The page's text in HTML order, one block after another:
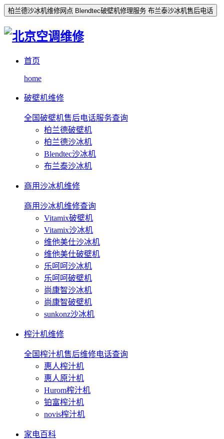
柏兰德沙冰机维修网点 Blendtec破壁机修理服务 布兰泰沙冰机售后电话
首页
home
破壁机维修
全国破壁机售后电话服务查询
柏兰德破壁机
柏兰德沙冰机
Blendtec沙冰机
布兰泰沙冰机
商用沙冰机维修
商用沙冰机维修查询
Vitamix破壁机
Vitamix沙冰机
维他美仕沙冰机
维他美仕破壁机
乐呵呵沙冰机
乐呵呵破壁机
尚康智沙冰机
尚康智破壁机
sunkonz沙冰机
榨汁机维修
全国榨汁机售后维修电话查询
惠人榨汁机
惠人原汁机
Hurom榨汁机
铂富榨汁机
novis榨汁机
家电百科